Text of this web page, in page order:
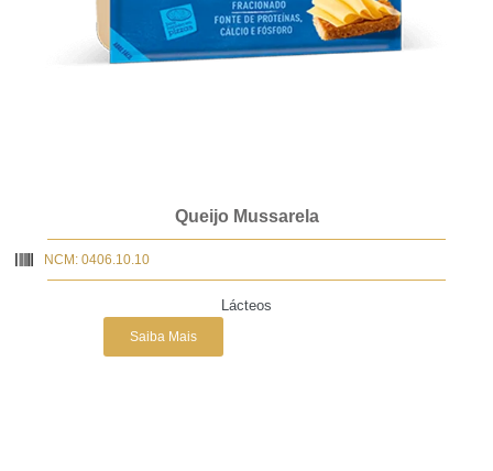
Queijo Mussarela
NCM: 0406.10.10
Lácteos
Saiba Mais